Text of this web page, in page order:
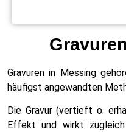
Gravuren in Messing
häufigst angewandten
Die Gravur (vertieft o.
Effekt und wirkt